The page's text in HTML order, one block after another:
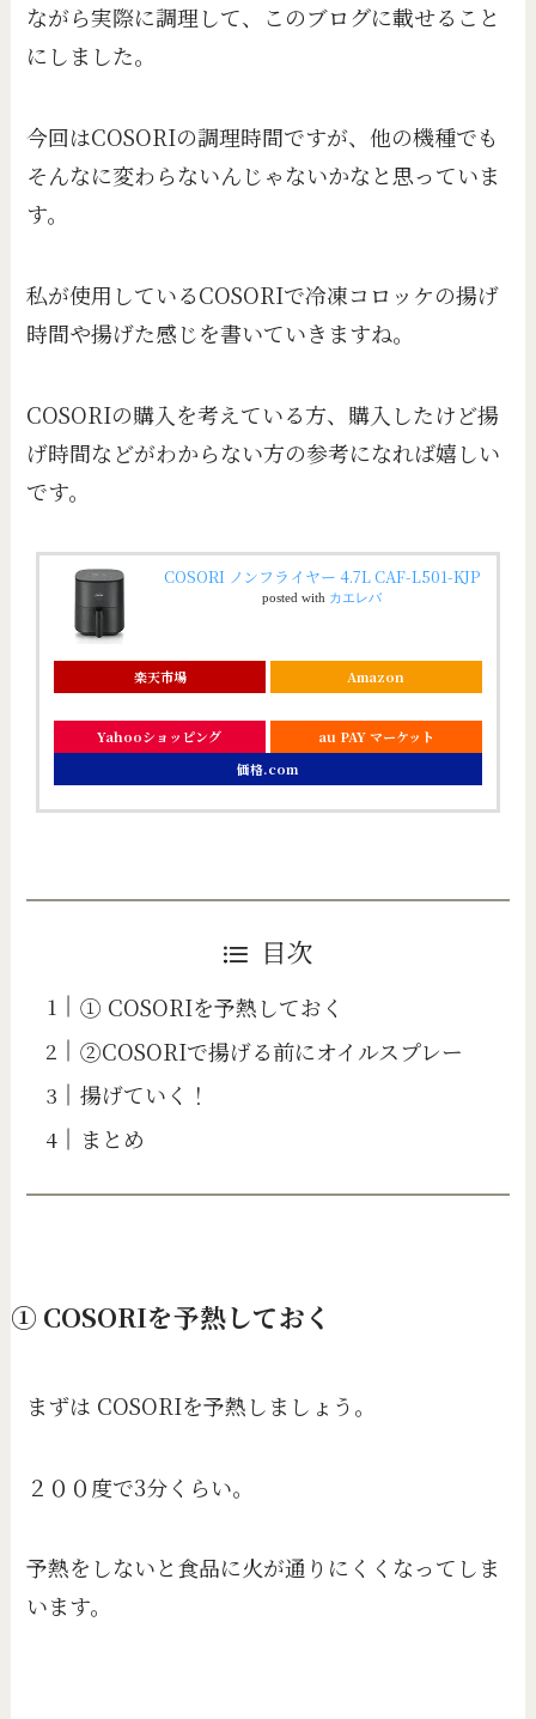
ながら実際に調理して、このブログに載せること
にしました。
今回はCOSORIの調理時間ですが、他の機種でも
そんなに変わらないんじゃないかなと思っていま
す。
私が使用しているCOSORIで冷凍コロッケの揚げ
時間や揚げた感じを書いていきますね。
COSORIの購入を考えている方、購入したけど揚
げ時間などがわからない方の参考になれば嬉しい
です。
COSORI ノンフライヤー 4.7L CAF-L501-KJP
posted with カエレバ
楽天市場 Amazon
Yahooショッピング
au PAY マーケット
価格.com
目次
① COSORIを予熱しておく
②COSORIで揚げる前にオイルスプレー
揚げていく！
まとめ
① COSORIを予熱しておく
まずは COSORIを予熱しましょう。
２００度で3分くらい。
予熱をしないと食品に火が通りにくくなってしま
います。